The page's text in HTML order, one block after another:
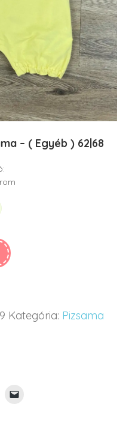
– ( Egyéb ) 62|68
Kategória: Pizsama